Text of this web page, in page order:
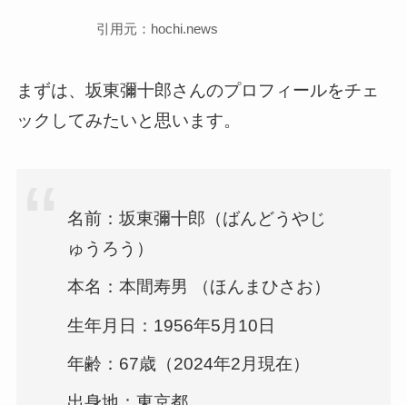
引用元：hochi.news
まずは、坂東彌十郎さんのプロフィールをチェ
ックしてみたいと思います。
名前：坂東彌十郎（ばんどうやじ
ゅうろう）
本名：本間寿男 （ほんまひさお）
生年月日：1956年5月10日
年齢：67歳（2024年2月現在）